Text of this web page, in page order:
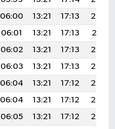
06:00 13:21 17:13
20:32
06:01 13:21 17:13
20:31
06:02 13:21 17:13
20:30
06:03 13:21 17:13
20:29
06:04 13:21 17:12
20:28
06:04 13:21 17:12
20:27
06:05 13:21 17:12
20:26